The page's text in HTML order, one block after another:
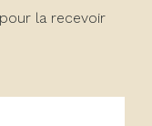
la recevoir